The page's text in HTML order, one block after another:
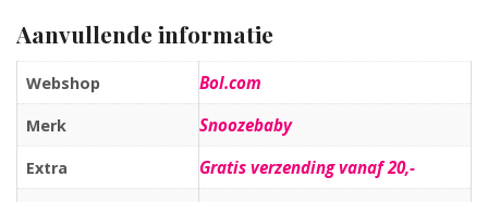
Aanvullende informatie
Webshop Bol.com
Merk Snoozebaby
Extra Gratis verzending vanaf 20,-